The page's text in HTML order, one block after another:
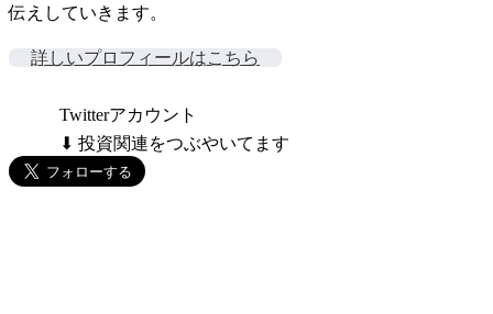
伝えしていきます。
詳しいプロフィールはこちら
Twitterアカウント
⬇ 投資関連をつぶやいてます